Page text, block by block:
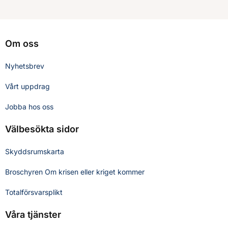
Om oss
Nyhetsbrev
Vårt uppdrag
Jobba hos oss
Välbesökta sidor
Skyddsrumskarta
Broschyren Om krisen eller kriget kommer
Totalförsvarsplikt
Våra tjänster